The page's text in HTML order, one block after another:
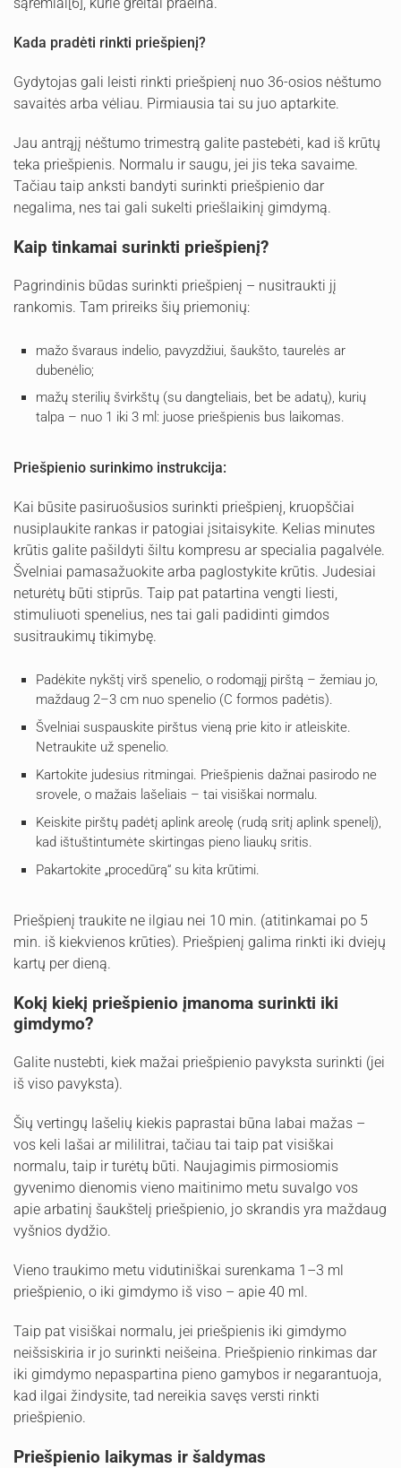
Kada pradėti rinkti priešpienį?
Gydytojas gali leisti rinkti priešpienį nuo 36-osios nėštumo
savaitės arba vėliau. Pirmiausia tai su juo aptarkite.
Jau antrąjį nėštumo trimestrą galite pastebėti, kad iš krūtų
teka priešpienis. Normalu ir saugu, jei jis teka savaime.
Tačiau taip anksti bandyti surinkti priešpienio dar
negalima, nes tai gali sukelti priešlaikinį gimdymą.
Kaip tinkamai surinkti priešpienį?
Pagrindinis būdas surinkti priešpienį – nusitraukti jį
rankomis. Tam prireiks šių priemonių:
mažo švaraus indelio, pavyzdžiui, šaukšto, taurelės ar
dubenėlio;
mažų sterilių švirkštų (su dangteliais, bet be adatų), kurių
talpa – nuo 1 iki 3 ml: juose priešpienis bus laikomas.
Priešpienio surinkimo instrukcija:
Kai būsite pasiruošusios surinkti priešpienį, kruopščiai
nusiplaukite rankas ir patogiai įsitaisykite. Kelias minutes
krūtis galite pašildyti šiltu kompresu ar specialia pagalvėle.
Švelniai pamasažuokite arba paglostykite krūtis. Judesiai
neturėtų būti stiprūs. Taip pat patartina vengti liesti,
stimuliuoti spenelius, nes tai gali padidinti gimdos
susitraukimų tikimybę.
Padėkite nykštį virš spenelio, o rodomąjį pirštą – žemiau jo,
maždaug 2–3 cm nuo spenelio (C formos padėtis).
Švelniai suspauskite pirštus vieną prie kito ir atleiskite.
Netraukite už spenelio.
Kartokite judesius ritmingai. Priešpienis dažnai pasirodo ne
srovele, o mažais lašeliais – tai visiškai normalu.
Keiskite pirštų padėtį aplink areolę (rudą sritį aplink spenelį),
kad ištuštintumėte skirtingas pieno liaukų sritis.
Pakartokite „procedūrą“ su kita krūtimi.
Priešpienį traukite ne ilgiau nei 10 min. (atitinkamai po 5
min. iš kiekvienos krūties). Priešpienį galima rinkti iki dviejų
kartų per dieną.
Kokį kiekį priešpienio įmanoma surinkti iki
gimdymo?
Galite nustebti, kiek mažai priešpienio pavyksta surinkti (jei
iš viso pavyksta).
Šių vertingų lašelių kiekis paprastai būna labai mažas –
vos keli lašai ar mililitrai, tačiau tai taip pat visiškai
normalu, taip ir turėtų būti. Naujagimis pirmosiomis
gyvenimo dienomis vieno maitinimo metu suvalgo vos
apie arbatinį šaukštelį priešpienio, jo skrandis yra maždaug
vyšnios dydžio.
Vieno traukimo metu vidutiniškai surenkama 1–3 ml
priešpienio, o iki gimdymo iš viso – apie 40 ml.
Taip pat visiškai normalu, jei priešpienis iki gimdymo
neišsiskiria ir jo surinkti neišeina. Priešpienio rinkimas dar
iki gimdymo nepaspartina pieno gamybos ir negarantuoja,
kad ilgai žindysite, tad nereikia savęs versti rinkti
priešpienio.
Priešpienio laikymas ir šaldymas